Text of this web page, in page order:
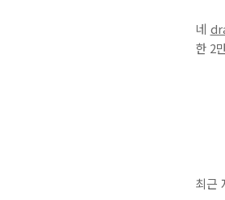
네
한 2
최근